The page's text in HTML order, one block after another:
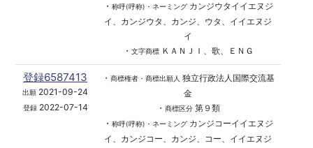
・ 称呼(呼称)・ネーミングカンジウタイイエヌジ
イ、カンジウタ、カンジ、ウタ、イイエヌジ
イ
・ 文字商標ＫＡＮＪＩ、歌、ＥＮＧ
登録6587413
出願 2021-09-24
登録2022-07-14
・ 商標権者・商標出願人 独立行政法人国際交流基
金
・ 商標区分第９類
・ 称呼(呼称)・ネーミングカンジコーイイエヌジ
イ、カンジコー、カンジ、コー、イイエヌジ